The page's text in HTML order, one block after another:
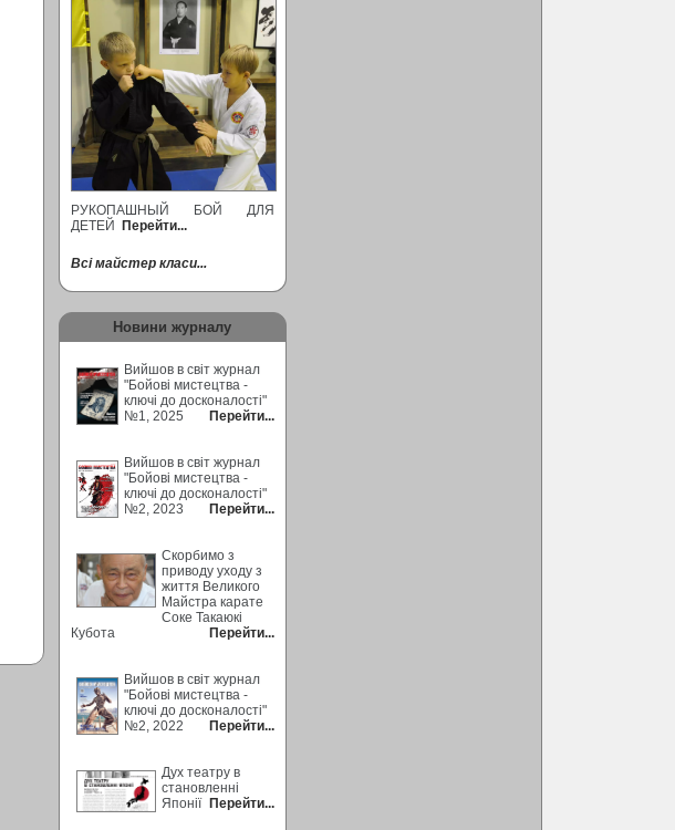
РУКОПАШНЫЙ БОЙ ДЛЯ
ДЕТЕЙ
Перейти...
Всі майстер класи...
Новини журналу
Вийшов в світ журнал
"Бойові мистецтва -
ключі до досконалості"
№1, 2025
Перейти...
Вийшов в світ журнал
"Бойові мистецтва -
ключі до досконалості"
№2, 2023
Перейти...
Скорбимо з
приводу уходу з
життя Великого
Майстра карате
Соке Такаюкі
Кубота
Перейти...
Вийшов в світ журнал
"Бойові мистецтва -
ключі до досконалості"
№2, 2022
Перейти...
Дух театру в
становленні
Японії
Перейти...